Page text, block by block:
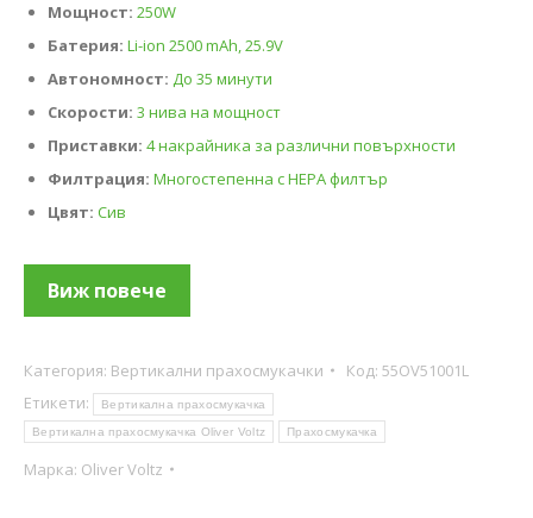
Мощност: 250W
Батерия: Li-ion 2500 mAh, 25.9V
Автономност: До 35 минути
Скорости: 3 нива на мощност
Приставки: 4 накрайника за различни повърхности
Филтрация: Многостепенна с HEPA филтър
Цвят: Сив
Виж повече
Категория: Вертикални прахосмукачки Код: 55OV51001L
Етикети:
Вертикална прахосмукачка
Вертикална прахосмукачка Oliver Voltz Прахосмукачка
Марка: Oliver Voltz